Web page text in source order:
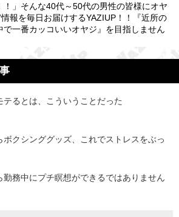
！」そんな40代～50代の男性の皆様にオヤ
情報を毎日お届けするYAZIUP！！『近所の
で一番カッコいいオヤジ』を目指しません
テるとは、こういうことだった
ボクシンググッズ、これでストレスをぶっ
勤務中にプチ瞑想ができるではありません